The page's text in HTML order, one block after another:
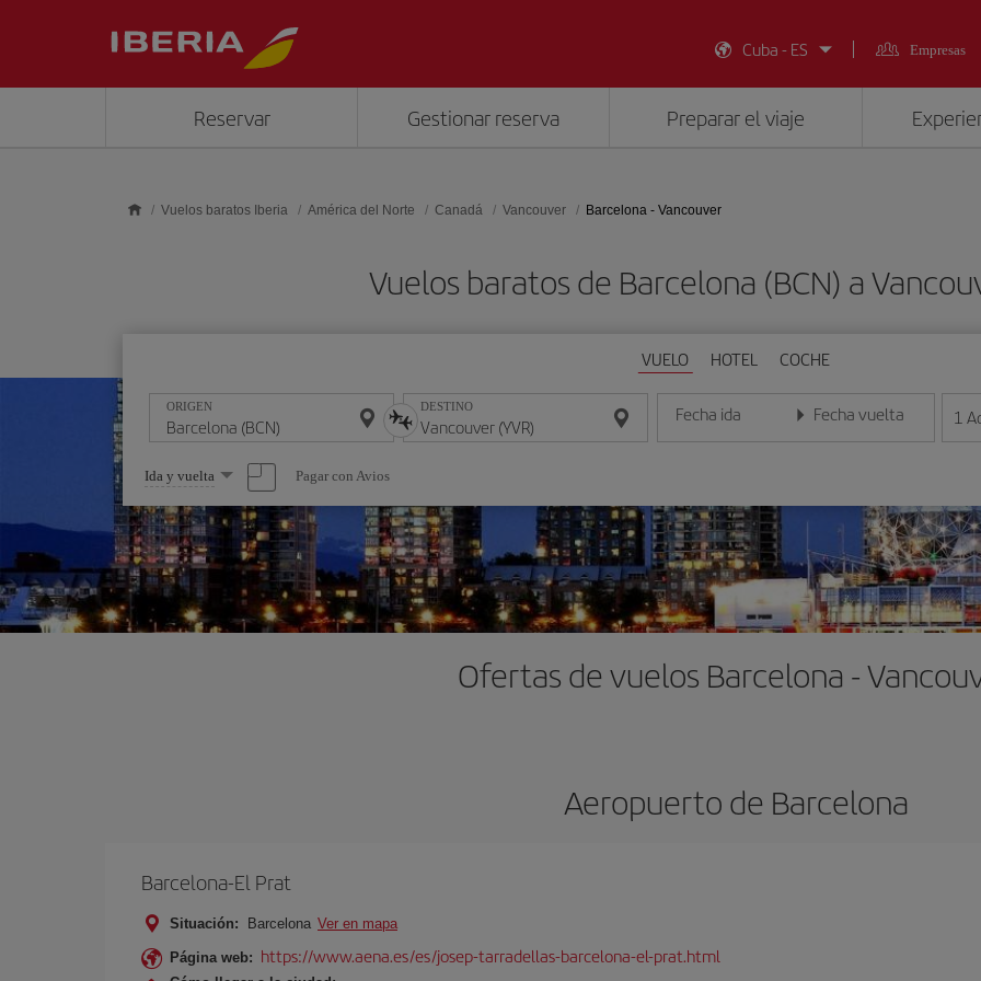
Cuba - ES
Empresas
Reservar Gestionar reserva Preparar el viaje
Vuelos baratos Iberia América del Norte Canadá Vancouver Barcelona - Vancouver
Vuelos baratos de Barcelona (BCN) a
VUELO HOTEL COCHE
ORIGEN DESTINO Fecha ida
Introduce la fecha en formato día/mes/año
Fecha vuelta
Introduce la fecha en 1
Seleccione
una
opción
Ida y vuelta Pagar con Avios
Ofertas de vuelos Barcelona -
Aeropuerto de Barcelona
Barcelona-El Prat
Situación: Barcelona Ver en mapa
Página web: https://www.aena.es/es/josep-tarradellas-barcelona-el-prat.html